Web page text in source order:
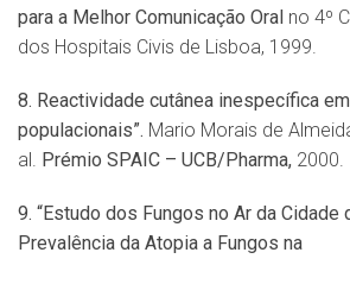
para a Melhor Comunicação Oral no 4º
dos Hospitais Civis de Lisboa, 1999.
8. Reactividade cutânea inespecífica
populacionais”. Mario Morais de
al. Prémio SPAIC – UCB/Pharma, 2000.
9. “Estudo dos Fungos no Ar da Cidade
Prevalência da Atopia a Fungos na